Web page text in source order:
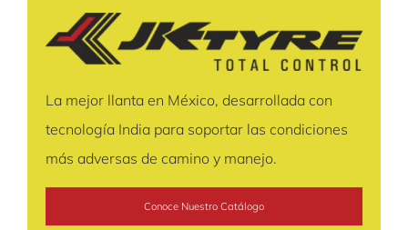
La mejor llanta en México, desarrollada con
tecnología India para soportar las condiciones
más adversas de camino y manejo.
Conoce Nuestro Catálogo